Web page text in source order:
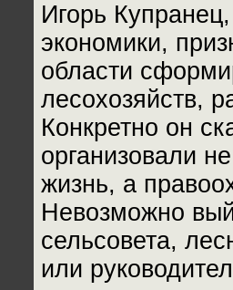
Игорь
экономики,
области
лесохозяйств,
Конкретно он
организовали
жизнь, а
Невозможно
сельсовета,
или